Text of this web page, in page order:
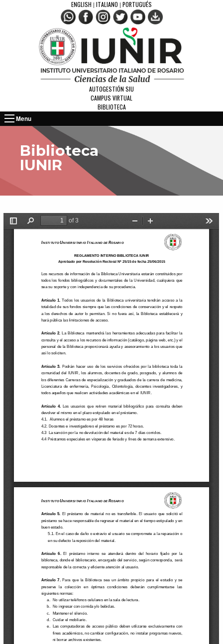
ENGLISH | ITALIANO | PORTUGUÉS
AUTOGESTIÓN SIU
CAMPUS VIRTUAL
BIBLIOTECA
Menu
Biblioteca
IUNIR